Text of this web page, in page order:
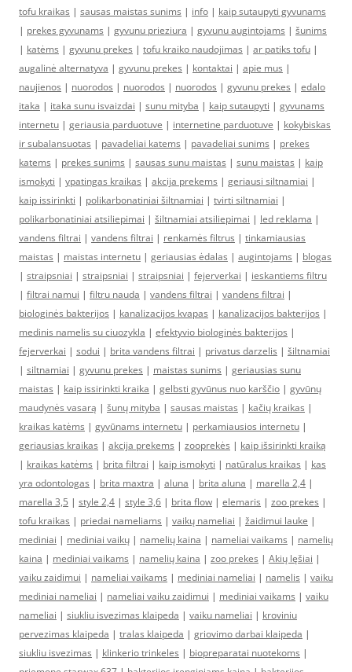
tofu kraikas | sausas maistas sunims | info | kaip sutaupyti gyvunams
| prekes gyvunams | gyvunu prieziura | gyvunu augintojams | šunims
| katėms | gyvunu prekes | tofu kraiko naudojimas | ar patiks tofu |
augalinė alternatyva | gyvunu prekes | kontaktai | apie mus |
naujienos | nuorodos | nuorodos | nuorodos | gyvunu prekes | edalo
itaka | itaka sunu isvaizdai | sunu mityba | kaip sutaupyti | gyvunams
internetu | geriausia parduotuve | internetine parduotuve | kokybiskas
ir subalansuotas | pavadeliai katems | pavadeliai sunims | prekes
katems | prekes sunims | sausas sunu maistas | sunu maistas | kaip
ismokyti | ypatingas kraikas | akcija prekems | geriausi siltnamiai |
kaip issirinkti | polikarbonatiniai šiltnamiai | tvirti siltnamiai |
polikarbonatiniai atsiliepimai | šiltnamiai atsiliepimai | led reklama |
vandens filtrai | vandens filtrai | renkamės filtrus | tinkamiausias
maistas | maistas internetu | geriausias ėdalas | augintojams | blogas
| straipsniai | straipsniai | straipsniai | fejerverkai | ieskantiems filtru
| filtrai namui | filtru nauda | vandens filtrai | vandens filtrai |
biologinės bakterijos | kanalizacijos kvapas | kanalizacijos bakterijos |
medinis namelis su ciuozykla | efektyvio biologinės bakterijos |
fejerverkai | sodui | brita vandens filtrai | privatus darzelis | šiltnamiai
| siltnamiai | gyvunu prekes | maistas sunims | geriausias sunu
maistas | kaip issirinkti kraika | gelbsti gyvūnus nuo karščio | gyvūnų
maudynės vasarą | šunų mityba | sausas maistas | kačių kraikas |
kraikas katėms | gyvūnams internetu | perkamiausios internetu |
geriausias kraikas | akcija prekems | zooprekės | kaip išsirinkti kraiką
| kraikas katėms | brita filtrai | kaip ismokyti | natūralus kraikas | kas
yra odontologas | brita maxtra | aluna | brita aluna | marella 2,4 |
marella 3,5 | style 2,4 | style 3,6 | brita flow | elemaris | zoo prekes |
tofu kraikas | priedai nameliams | vaikų nameliai | žaidimui lauke |
mediniai | mediniai vaikų | namelių kaina | nameliai vaikams | namelių
kaina | mediniai vaikams | namelių kaina | zoo prekes | Akių lęšiai |
vaiku zaidimui | nameliai vaikams | mediniai nameliai | namelis | vaiku
mediniai nameliai | nameliai vaiku zaidimui | mediniai vaikams | vaiku
nameliai | siukliu isvezimas klaipeda | vaiku nameliai | kroviniu
pervezimas klaipeda | tralas klaipeda | griovimo darbai klaipeda |
siukliu isvezimas | klinkerio trinkeles | biopreparatai nuotekoms |